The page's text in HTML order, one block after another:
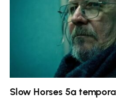
Slow Horses 5ª